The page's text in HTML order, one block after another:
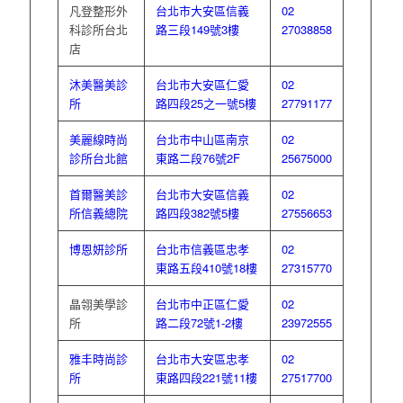
凡登整形外
科診所台北
店
台北市大安區信義
路三段149號3樓
02
27038858
沐美醫美診
所
台北市大安區仁愛
路四段25之一號5樓
02
27791177
美麗線時尚
診所台北館
台北市中山區南京
東路二段76號2F
02
25675000
首爾醫美診
所信義總院
台北市大安區信義
路四段382號5樓
02
27556653
博恩妍診所
台北市信義區忠孝
東路五段410號18樓
02
27315770
晶翎美學診
所
台北市中正區仁愛
路二段72號1-2樓
02
23972555
雅丰時尚診
所
台北市大安區忠孝
東路四段221號11樓
02
27517700